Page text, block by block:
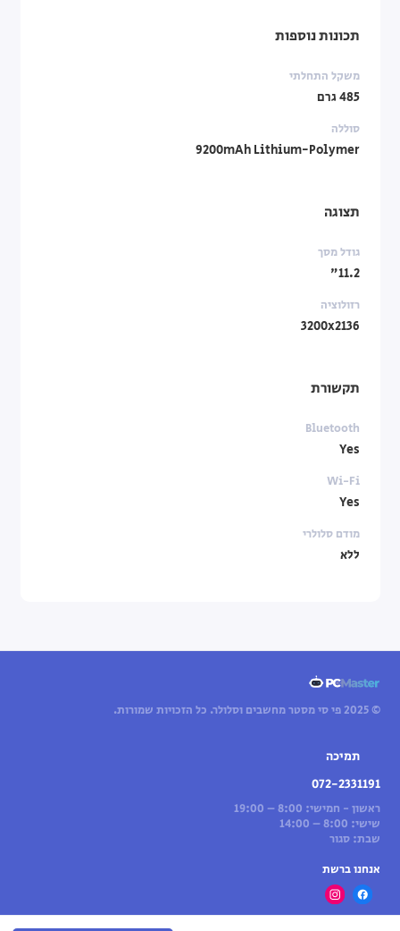
תכונות נוספות
משקל התחלתי
485 גרם
סוללה
9200mAh Lithium-Polymer
תצוגה
גודל מסך
11.2"
רזולוציה
3200x2136
תקשורת
Bluetooth
Yes
Wi-Fi
Yes
מודם סלולרי
ללא
© 2025 פי סי מסטר מחשבים וסלולר. כל הזכויות שמורות.
תמיכה
072-2331191
ראשון - חמישי: 8:00 – 19:00
שישי: 8:00 – 14:00
שבת: סגור
אנחנו ברשת